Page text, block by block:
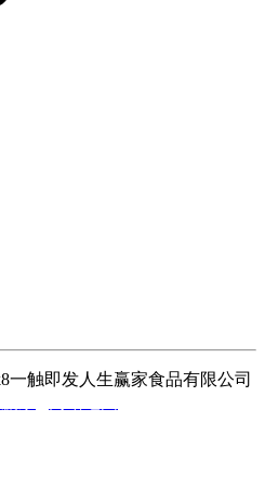
一触即发人生赢家食品有限公司